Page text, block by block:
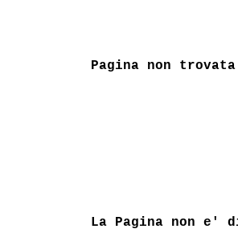
Pagina non trovata
La Pagina non e'